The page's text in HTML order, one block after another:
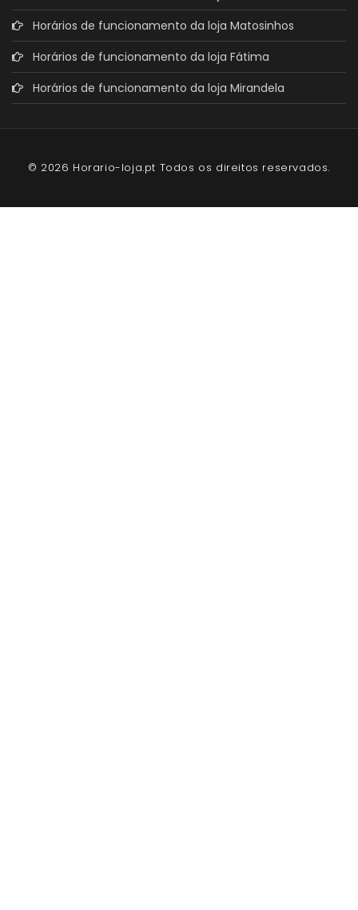
Horários de funcionamento da loja Matosinhos
Horários de funcionamento da loja Fátima
Horários de funcionamento da loja Mirandela
© 2026 Horario-loja.pt Todos os direitos reservados.